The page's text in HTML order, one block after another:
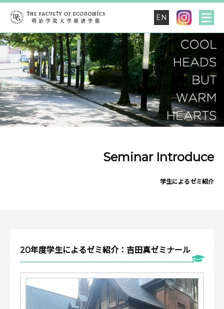
EN
Seminar Introduce
学生によるゼミ紹介
20年度学生によるゼミ紹介：吉田真ゼミナール